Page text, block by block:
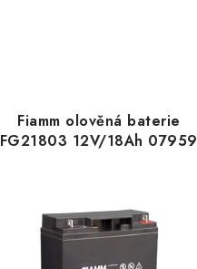
Fiamm olověná baterie
FG21803 12V/18Ah 07959